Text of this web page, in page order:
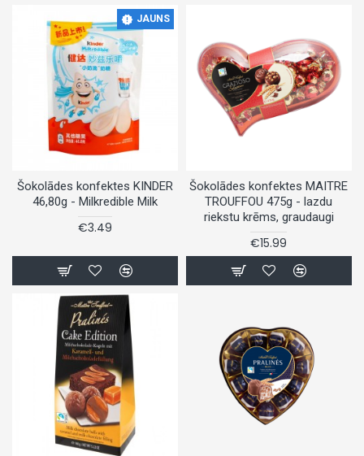
JAUNS
Šokolādes konfektes KINDER
46,80g - Milkredible Milk
€3.49
Šokolādes konfektes MAITRE
TROUFFOU 475g - lazdu
riekstu krēms, graudaugi
€15.99